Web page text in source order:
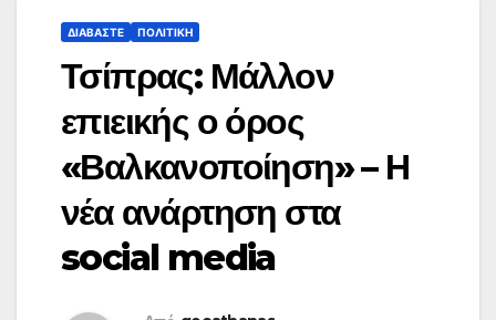
ΔΙΑΒΆΣΤΕ ΠΟΛΙΤΙΚΉ
Τσίπρας: Μάλλον
επιεικής ο όρος
«Βαλκανοποίηση» – Η
νέα ανάρτηση στα
social media